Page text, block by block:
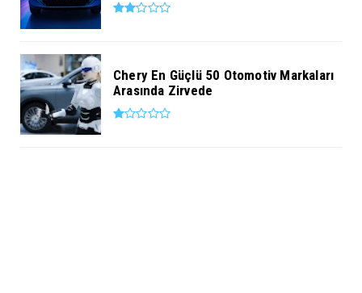
Chery En Güçlü 50 Otomotiv Markaları
Arasında Zirvede